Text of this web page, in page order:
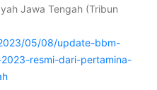
Jawa Tengah (Tribun
05/08/update-bbm-
resmi-dari-pertamina-